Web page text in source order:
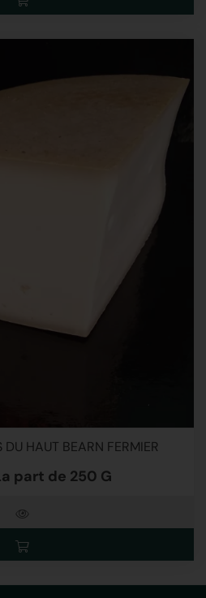
DU HAUT BEARN FERMIER
part de 250 G